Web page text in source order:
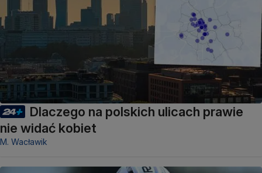
Dlaczego na polskich ulicach prawie
nie widać kobiet
M. Wacławik